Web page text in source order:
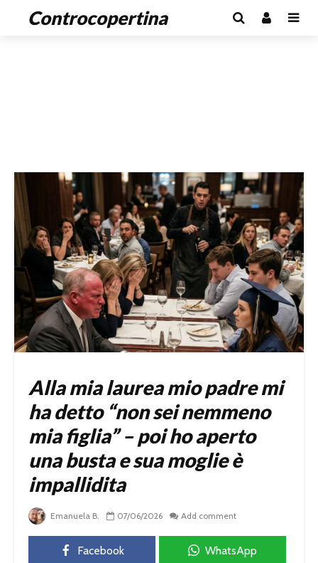
Controcopertina
Alla mia laurea mio padre mi
ha detto “non sei nemmeno
mia figlia” – poi ho aperto
una busta e sua moglie è
impallidita
Emanuela B. 07/06/2026 Add comment
Facebook WhatsApp